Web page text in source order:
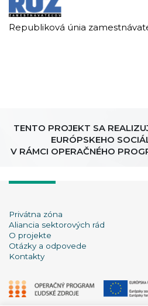
Republiková únia
TENTO PROJEKT SA
EURÓPSKEHO
V RÁMCI OPERAČNÉHO
Privátna zóna
Aliancia sektorových rád
O projekte
Otázky a odpovede
Kontakty